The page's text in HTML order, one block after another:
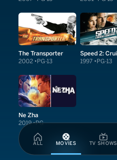
ALL MOVIES TV SHOWS
The Transporter
2002 PG-13 1997 PG-13
Ne Zha
2019 PG